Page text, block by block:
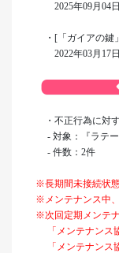
2025年09月04日(
・[「ガイアの鍵
2022年03月17日
・不正行為に対
- 対象：『ラテー
- 件数：2件
※長期間未接続状
※メンテナンス中
※次回定期メンテ
「メンテナンス
「メンテナンス